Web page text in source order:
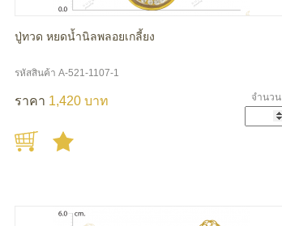
ปู่ทวด หยดน้ำนิลพลอยเกลี้ยง
รหัสสินค้า A-521-1107-1
ราคา 1,420 บาท จำนวน